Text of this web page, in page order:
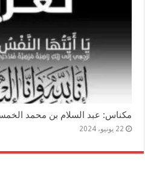
مكناس: عبد السلام بن محمد
22 يونيو، 2024